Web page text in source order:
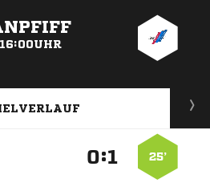
16:00UHR
25’
: